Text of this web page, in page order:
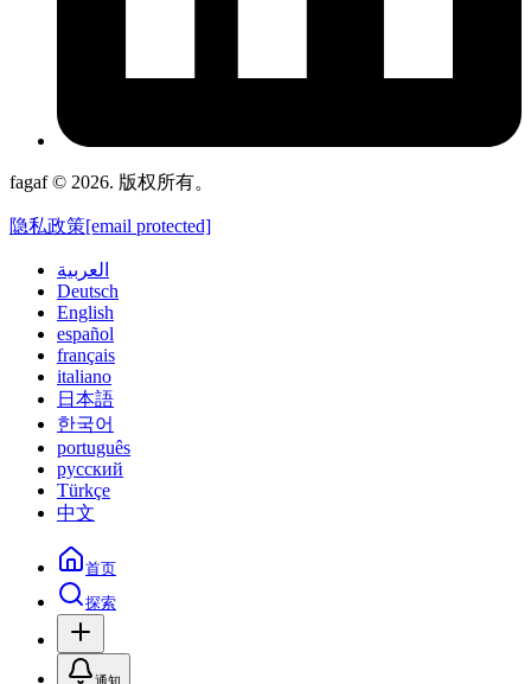
fagaf © 2026. 版权所有。
隐私政策[email protected]
العربية
Deutsch
English
español
français
italiano
日本語
한국어
português
русский
Türkçe
中文
首页
探索
通知